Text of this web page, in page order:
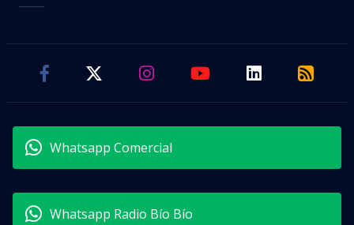
Whatsapp Comercial
Whatsapp Radio Bío Bío